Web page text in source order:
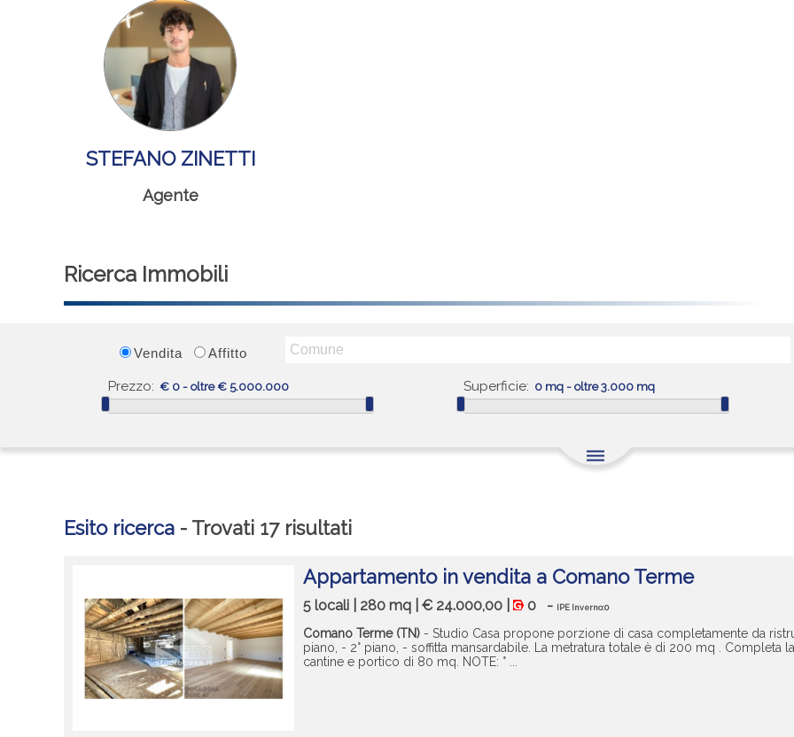
STEFANO ZINETTI
Agente
Ricerca Immobili
Vendita Affitto
Prezzo: Superficie:
dehaze
Esito ricerca - Trovati 17 risultati
Appartamento in vendita a Comano Terme
5 locali | 280 mq | € 24.000,00 | 0 - IPE Inverno:0
Comano Terme (TN) - Studio Casa propone porzione di casa completamente da
piano, - 2° piano, - soffitta mansardabile. La metratura totale è di 200 mq . Completa
cantine e portico di 80 mq. NOTE: ° ...